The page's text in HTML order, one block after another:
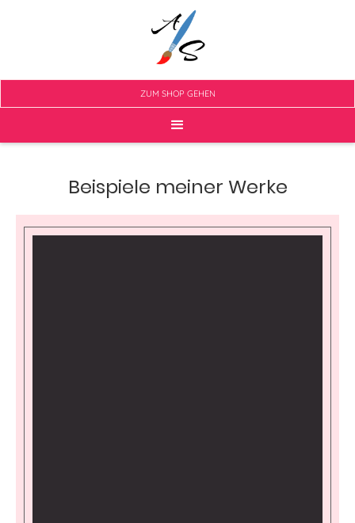
ZUM SHOP GEHEN
Beispiele meiner Werke